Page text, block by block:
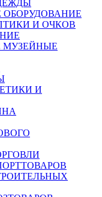
И ОЧКОВ
МУЗЕЙНЫЕ
И